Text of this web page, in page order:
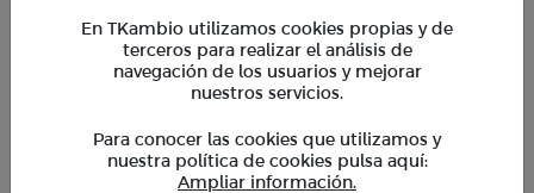
En TKambio utilizamos cookies propias y de
terceros para realizar el análisis de
navegación de los usuarios y mejorar
nuestros servicios.
Para conocer las cookies que utilizamos y
nuestra política de cookies pulsa aquí:
Ampliar información.
Lun. a Vie. 6pm - 7pm
Sáb. 9am - 2pm
*En horario extendido, operaciones mayores a $ 5,000
requieren coordinación previa con un asesor
TKambio
Empresas